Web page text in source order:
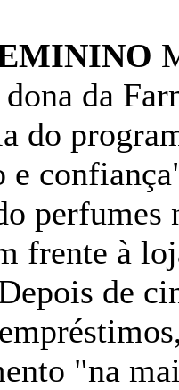
da
do
e
perfumes
frente à
de
"na